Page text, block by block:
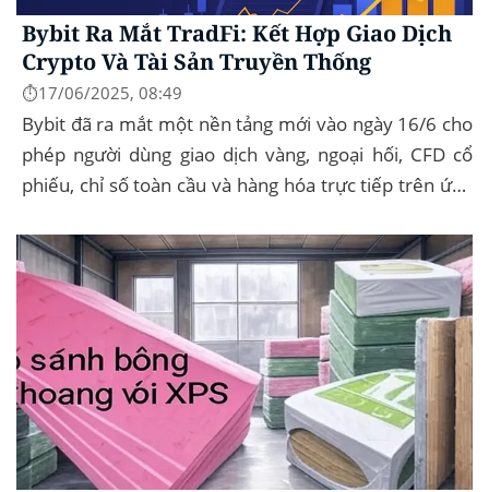
Bybit Ra Mắt TradFi: Kết Hợp Giao Dịch
Crypto Và Tài Sản Truyền Thống
⏱️17/06/2025, 08:49
Bybit đã ra mắt một nền tảng mới vào ngày 16/6 cho
phép người dùng giao dịch vàng, ngoại hối, CFD cổ
phiếu, chỉ số toàn cầu và hàng hóa trực tiếp trên ứng